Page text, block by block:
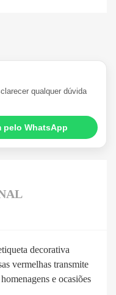
qualquer dúvida
pelo WhatsApp
decorativa
vermelhas transmite
e ocasiões